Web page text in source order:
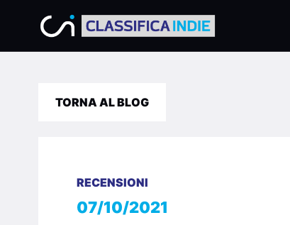
TORNA AL BLOG
RECENSIONI
07/10/2021